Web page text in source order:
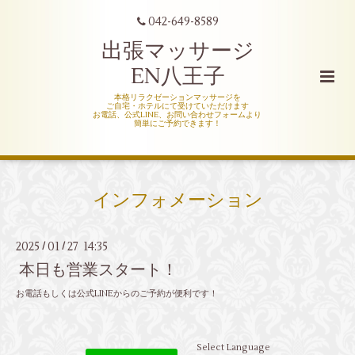
042-649-8589
出張マッサージ
EN八王子
本格リラクゼーションマッサージを
ご自宅・ホテルにて受けていただけます
お電話、公式LINE、お問い合わせフォームより
簡単にご予約できます！
インフォメーション
2025 / 01 /27 14:35
本日も営業スタート！
お電話もしくは公式LINEからのご予約が便利です！
Select Language